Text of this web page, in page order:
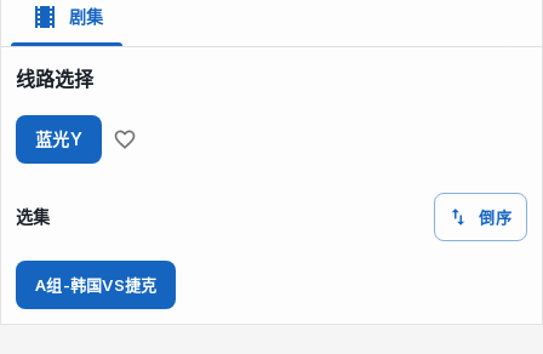
剧集
线路选择
蓝光Y
选集 倒序
A组-韩国VS捷克